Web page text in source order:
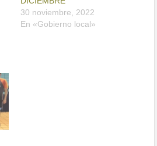
30 noviembre, 2022
En «Gobierno local»